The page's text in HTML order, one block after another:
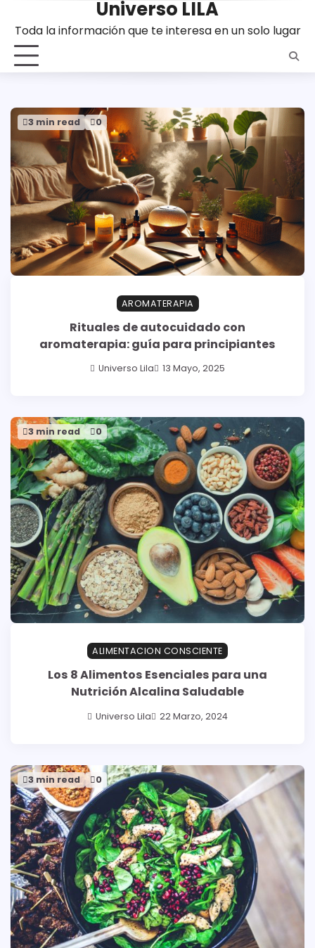
contenido
Universo LILA
Toda la información que te interesa en un solo lugar
3 min read 0
AROMATERAPIA
Rituales de autocuidado con
aromaterapia: guía para principiantes
Universo Lila 13 Mayo, 2025
3 min read 0
ALIMENTACION CONSCIENTE
Los 8 Alimentos Esenciales para una
Nutrición Alcalina Saludable
Universo Lila 22 Marzo, 2024
3 min read 0